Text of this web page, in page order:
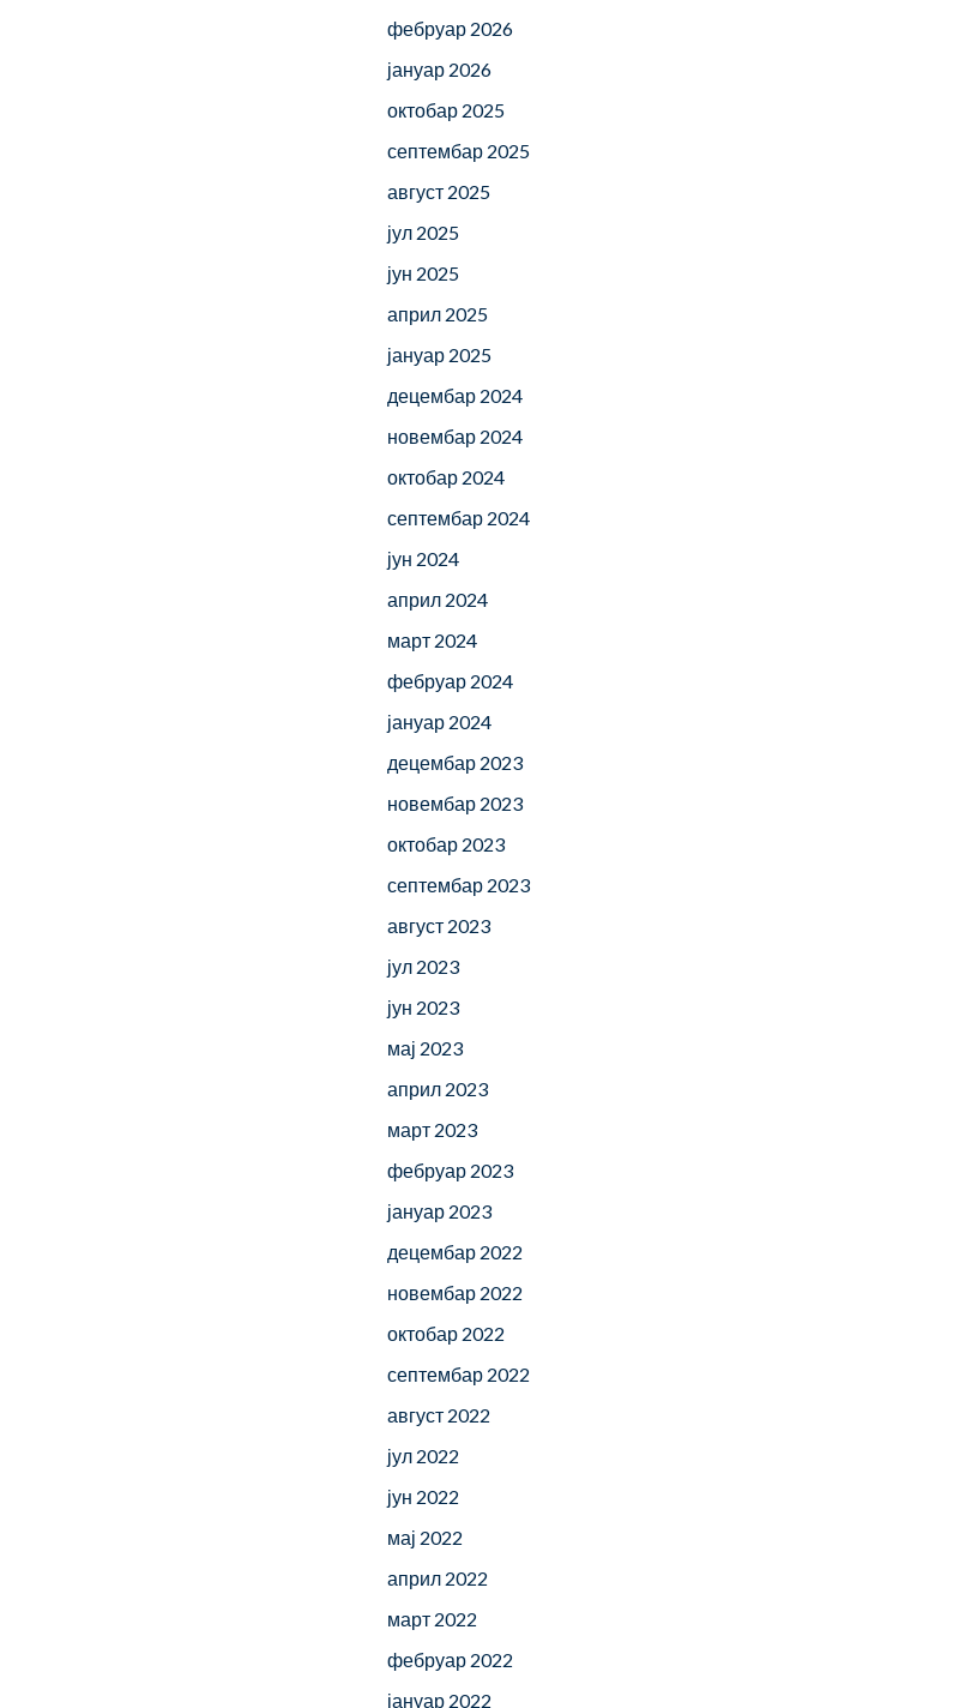
фебруар 2026
јануар 2026
октобар 2025
септембар 2025
август 2025
јул 2025
јун 2025
април 2025
јануар 2025
децембар 2024
новембар 2024
октобар 2024
септембар 2024
јун 2024
април 2024
март 2024
фебруар 2024
јануар 2024
децембар 2023
новембар 2023
октобар 2023
септембар 2023
август 2023
јул 2023
јун 2023
мај 2023
април 2023
март 2023
фебруар 2023
јануар 2023
децембар 2022
новембар 2022
октобар 2022
септембар 2022
август 2022
јул 2022
јун 2022
мај 2022
април 2022
март 2022
фебруар 2022
јануар 2022